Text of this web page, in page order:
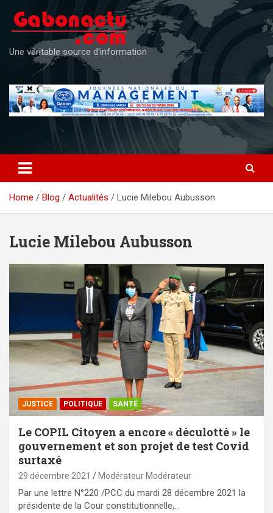
content
Une véritable source d'information
Home Blog Actualités Lucie Milebou Aubusson
Lucie Milebou Aubusson
JUSTICE POLITIQUE SANTÉ
Le COPIL Citoyen a encore « déculotté » le
gouvernement et son projet de test Covid
surtaxé
29 décembre 2021 Modérateur Modérateur
Par une lettre N°220 /PCC du mardi 28 décembre 2021 la
présidente de la Cour constitutionnelle,…